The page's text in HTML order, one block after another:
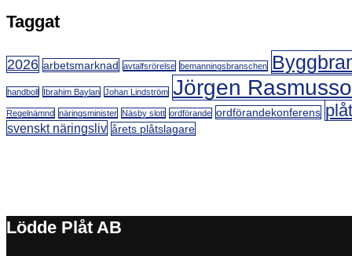
Taggat
2026 arbetsmarknad avtalfsrörelse bemanningsbranschen
handboll Ibrahim Baylan Johan Lindström Jörgen
Regelnämnd näringsminister Näsby slott ordförande ordförandekonferens
svenskt näringsliv årets plåtslagare
Lödde Plåt AB